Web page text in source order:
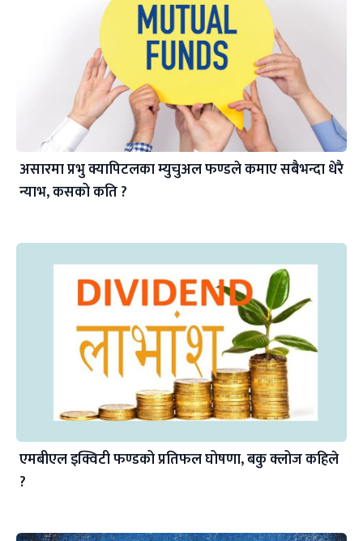
असारमा प्रभु क्यापिटलका म्युचुअल फण्डले कमाए सबैभन्दा धेरै
न्याभ, कसको कति ?
एमबीएल इक्विटी फण्डको प्रतिफल घोषणा, बकु क्लोज कहिले
?